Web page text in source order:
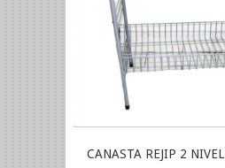
CANASTA REJIP 2 NIVEL